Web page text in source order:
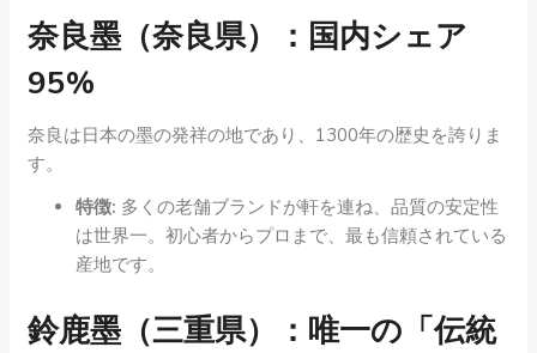
奈良墨（奈良県）：国内シェア
95%
奈良は日本の墨の発祥の地であり、1300年の歴史を誇りま
す。
特徴: 多くの老舗ブランドが軒を連ね、品質の安定性
は世界一。初心者からプロまで、最も信頼されている
産地です。
鈴鹿墨（三重県）：唯一の「伝統